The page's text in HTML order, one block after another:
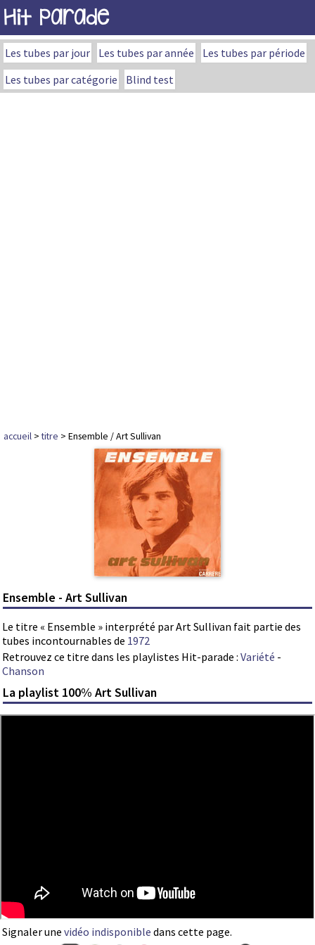
Hit Parade
Les tubes par jour Les tubes par année
Les tubes par période
Les tubes par catégorie
Blind test
accueil >titre > Ensemble / Art Sullivan
Ensemble - Art Sullivan
Le titre « Ensemble » interprété par Art Sullivan fait partie des
tubes incontournables de 1972
Retrouvez ce titre dans les playlistes Hit-parade : Variété -
Chanson
La playlist 100% Art Sullivan
Signaler une vidéo indisponible dans cette page.